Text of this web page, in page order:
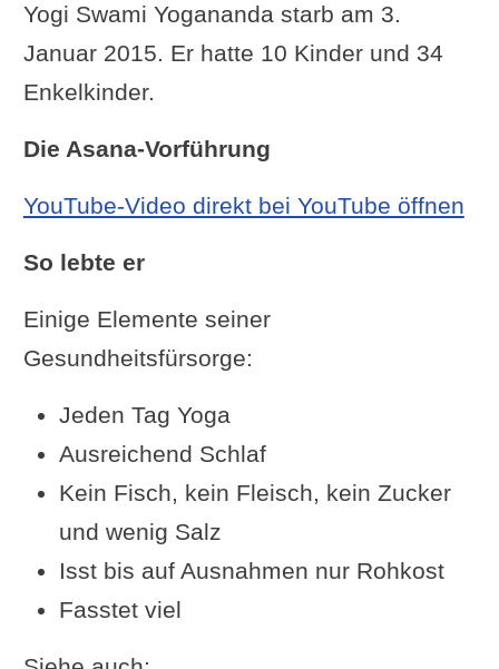
Yogi Swami Yogananda starb am 3.
Januar 2015. Er hatte 10 Kinder und 34
Enkelkinder.
Die Asana-Vorführung
YouTube-Video direkt bei YouTube öffnen
So lebte er
Einige Elemente seiner
Gesundheitsfürsorge:
Jeden Tag Yoga
Ausreichend Schlaf
Kein Fisch, kein Fleisch, kein Zucker
und wenig Salz
Isst bis auf Ausnahmen nur Rohkost
Fasstet viel